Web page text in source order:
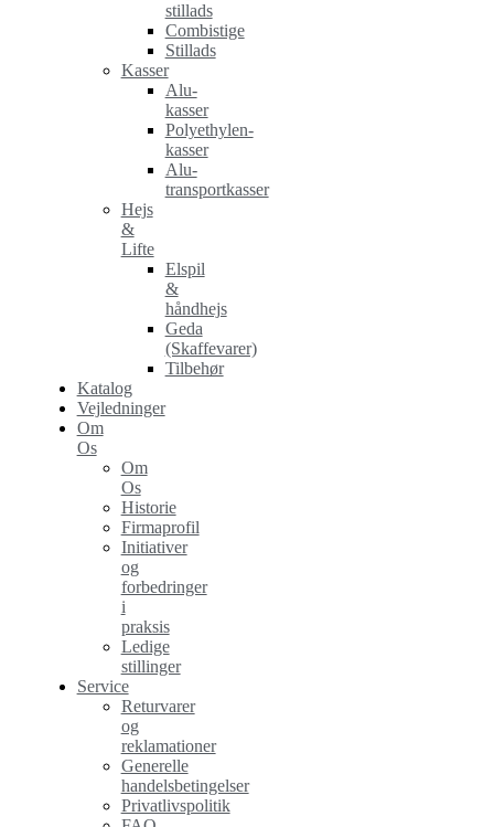
stillads
Combistige
Stillads
Kasser
Alu-
kasser
Polyethylen-
kasser
Alu-
transportkasser
Hejs
&
Lifte
Elspil
&
håndhejs
Geda
(Skaffevarer)
Tilbehør
Katalog
Vejledninger
Om
Os
Om
Os
Historie
Firmaprofil
Initiativer
og
forbedringer
i
praksis
Ledige
stillinger
Service
Returvarer
og
reklamationer
Generelle
handelsbetingelser
Privatlivspolitik